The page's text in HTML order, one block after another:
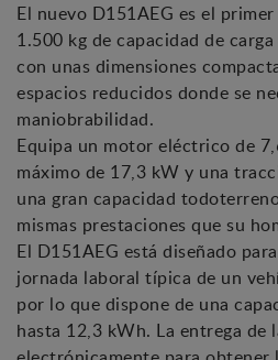
El nuevo D151AEG es el
1.500 kg de capacidad de
con unas dimensiones
espacios reducidos donde se
maniobrabilidad.
Equipa un motor eléctrico de
máximo de 17,3 kW y una
una gran capacidad
mismas prestaciones que su
El D151AEG está diseñado
jornada laboral típica de un
por lo que dispone de una
hasta 12,3 kWh. La entrega de